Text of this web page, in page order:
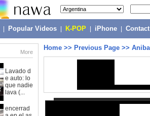
Popular Videos K-POP iPhone
More
Lavado d
e auto: lo
que nadie
lava (...
encerrad
Home >> Previous Page >>